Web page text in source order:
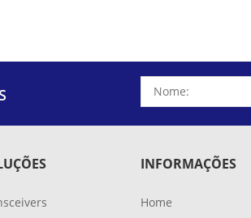
INFORMAÇÕES
Home